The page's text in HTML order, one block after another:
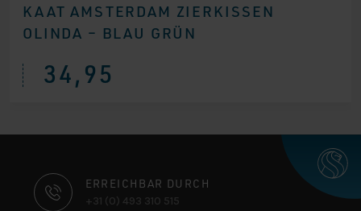
KAAT AMSTERDAM ZIERKISSEN
OLINDA – BLAU GRÜN
34,95
KONTAKTINFORMATIONEN
ERREICHBAR DURCH
+31 (0) 493 310 515